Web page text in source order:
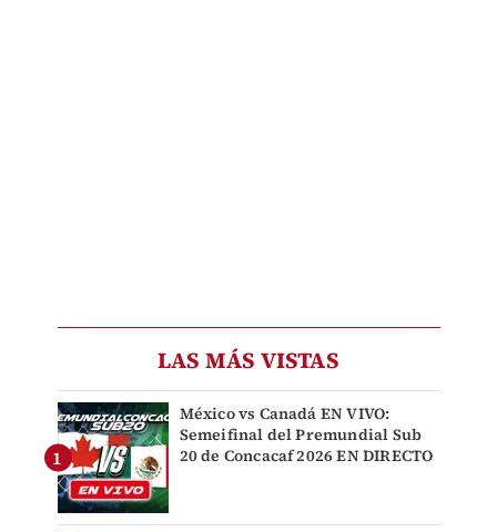
LAS MÁS VISTAS
México vs Canadá EN VIVO:
Semeifinal del Premundial Sub
20 de Concacaf 2026 EN DIRECTO